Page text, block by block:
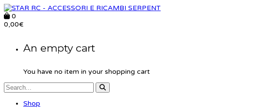
0
0,00€
An empty cart
You have no item in your shopping cart
Shop